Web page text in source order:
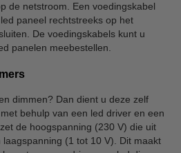
de netstroom. Een voedingskabel
paneel rechtstreeks op het
De voedingskabels kunt u
panelen meebestellen.
dimmen? Dan dient u deze zelf
behulp van een led driver en een
de hoogspanning (230 V) die uit
(1 tot 10 V). Dit maakt